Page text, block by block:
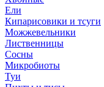
Ели
Кипарисовики и тсуги
Можжевельники
Лиственницы
Сосны
Микробиоты
Туи